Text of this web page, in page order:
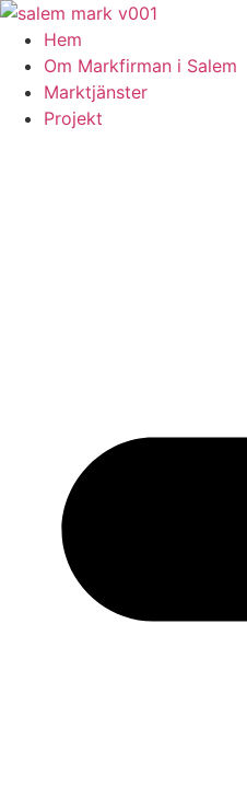
Skip
content
Hem
Om Markfirman i Salem
Marktjänster
Projekt